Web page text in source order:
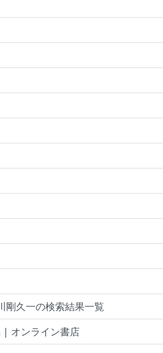
剛久一の検索結果一覧
| オンライン書店